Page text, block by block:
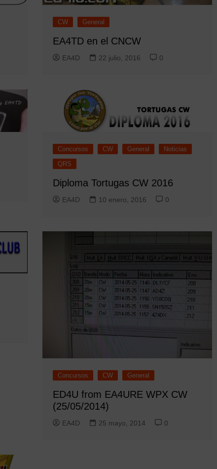
CW General
EA4TD en el CNCW
EA4D 22 julio, 2016 0
Concursos CW General
Noticias
QRS
Diploma Tortugas CW 2016
EA4D 10 enero, 2016 0
Concursos CW General
ED4U from EA4URE WPX CW
(25/05/2014)
EA4D 25 mayo, 2014 0